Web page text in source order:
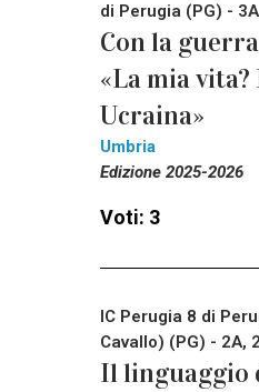
di Perugia (PG) - 3A
Con la
«La mia vita?
Ucraina»
Umbria
Edizione 2025-2026
Voti: 3
IC Perugia 8 di
Cavallo) (PG) - 2A,
Il linguaggio